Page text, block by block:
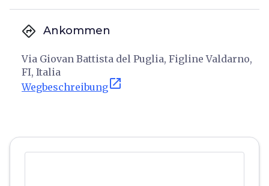
directions Ankommen
Via Giovan Battista del Puglia, Figline Valdarno,
FI, Italia
Wegbeschreibungopen_in_new